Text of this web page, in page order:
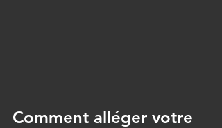
Comment alléger votre